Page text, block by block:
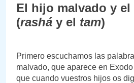
El hijo malvado y
(rashá y el tam)
Primero escuchamos las
malvado, que aparece en
que cuando vuestros hijos os